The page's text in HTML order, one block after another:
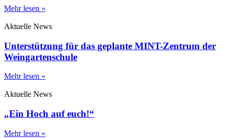
Mehr lesen »
Aktuelle News
Unterstützung für das geplante MINT-Zentrum der
Weingartenschule
Mehr lesen »
Aktuelle News
„Ein Hoch auf euch!“
Mehr lesen »